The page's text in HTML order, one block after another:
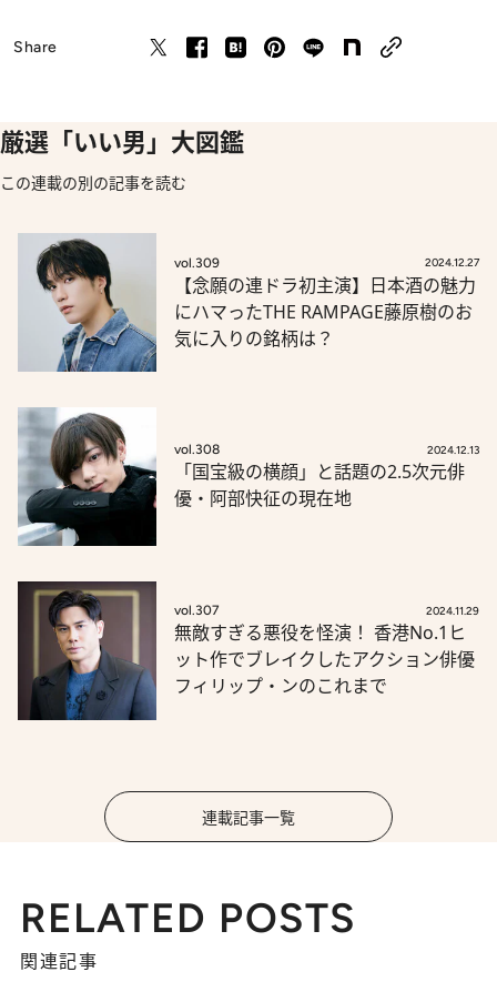
Share
厳選「いい男」大図鑑
この連載の別の記事を読む
vol.309 2024.12.27
【念願の連ドラ初主演】日本酒の魅力
にハマったTHE RAMPAGE藤原樹のお
気に入りの銘柄は？
vol.308 2024.12.13
「国宝級の横顔」と話題の2.5次元俳
優・阿部快征の現在地
vol.307 2024.11.29
無敵すぎる悪役を怪演！ 香港No.1ヒ
ット作でブレイクしたアクション俳優
フィリップ・ンのこれまで
連載記事一覧
RELATED POSTS
関連記事